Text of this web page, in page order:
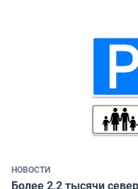
НОВОСТИ
Более 2,2 тысячи